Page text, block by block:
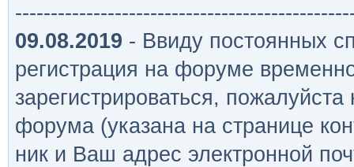
09.08.2019 - Ввиду постоянных
регистрация на форуме
зарегистрироваться,
форума (указана на странице
ник и Ваш адрес электронной